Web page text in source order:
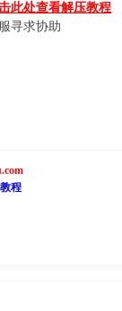
此处查看解压教程
寻求协助
程